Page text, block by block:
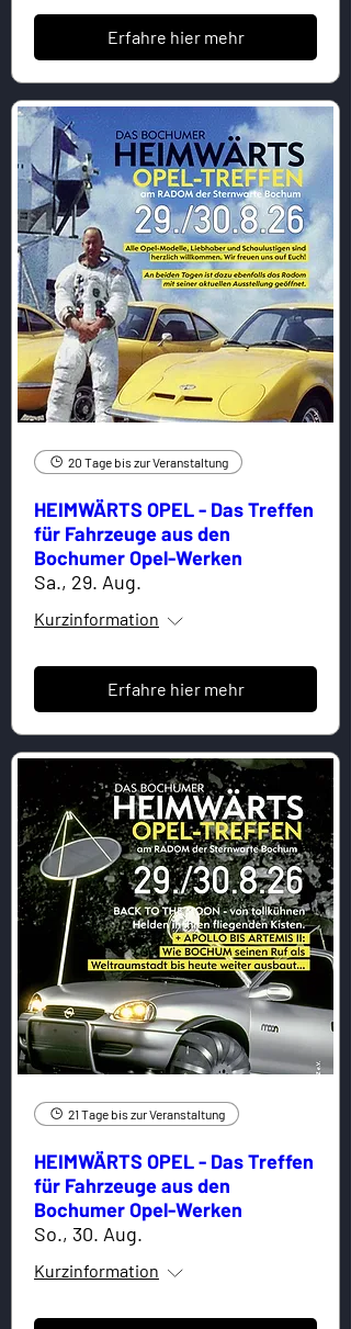
Erfahre hier mehr
20 Tage bis zur Veranstaltung
HEIMWÄRTS OPEL - Das Treffen
für Fahrzeuge aus den
Bochumer Opel-Werken
Sa., 29. Aug.
Kurzinformation
Erfahre hier mehr
21 Tage bis zur Veranstaltung
HEIMWÄRTS OPEL - Das Treffen
für Fahrzeuge aus den
Bochumer Opel-Werken
So., 30. Aug.
Kurzinformation